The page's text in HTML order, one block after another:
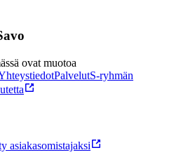
ovat muotoa
PalvelutS-ryhmän
asiakasomistajaksi